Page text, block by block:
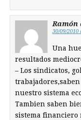
Ramón
30/09/2010
Una
resultados
– Los sindicatos,
nuestro sistema
Tambien saben
sistema financiero